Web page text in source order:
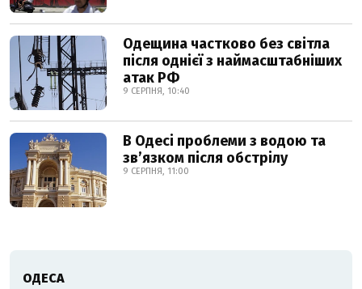
Одещина частково без світла
після однієї з наймасштабніших
атак РФ
9 СЕРПНЯ, 10:40
В Одесі проблеми з водою та
звʼязком після обстрілу
9 СЕРПНЯ, 11:00
ОДЕСА